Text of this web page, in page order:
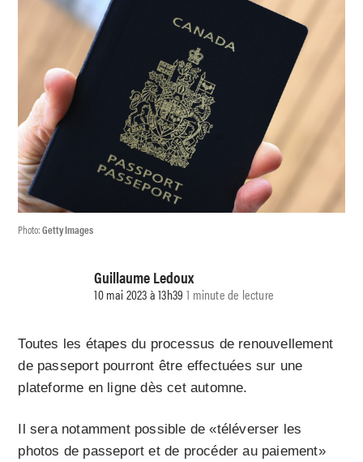
Photo:Getty Images
Guillaume Ledoux
10 mai 2023 à 13h39 1 minute de lecture
Toutes les étapes du processus de renouvellement
de passeport pourront être effectuées sur une
plateforme en ligne dès cet automne.
Il sera notamment possible de «téléverser les
photos de passeport et de procéder au paiement»